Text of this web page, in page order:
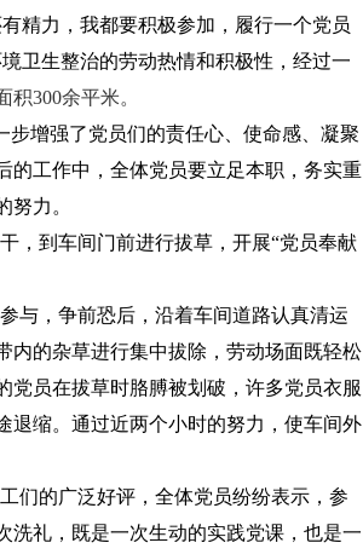
精力，我都要积极参加，履行一个党员
卫生整治的劳动热情和积极性，经过一
积300余平米。
增强了党员们的责任心、使命感、凝聚
的工作中，全体党员要立足本职，务实重
力。
，到车间门前进行拔草，开展“党员奉献
与，争前恐后，沿着车间道路认真清运
内的杂草进行集中拔除，劳动场面既轻松
党员在拔草时胳膊被划破，许多党员衣服
退缩。通过近两个小时的努力，使车间外
们的广泛好评，全体党员纷纷表示，参
洗礼，既是一次生动的实践党课，也是一